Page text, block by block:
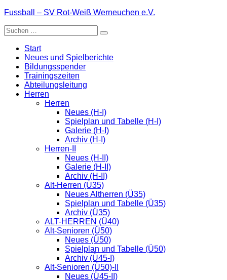
Zum
springen
Fussball – SV Rot-Weiß Werneuchen e.V.
Suche
nach:
Start
Neues und Spielberichte
Bildungsspender
Trainingszeiten
Abteilungsleitung
Herren
Herren
Neues (H-I)
Spielplan und Tabelle (H-I)
Galerie (H-I)
Archiv (H-I)
Herren-II
Neues (H-II)
Galerie (H-II)
Archiv (H-II)
Alt-Herren (Ü35)
Neues Altherren (Ü35)
Spielplan und Tabelle (Ü35)
Archiv (Ü35)
ALT-HERREN (Ü40)
Alt-Senioren (Ü50)
Neues (Ü50)
Spielplan und Tabelle (Ü50)
Archiv (Ü45-I)
Alt-Senioren (Ü50)-II
Neues (Ü45-II)